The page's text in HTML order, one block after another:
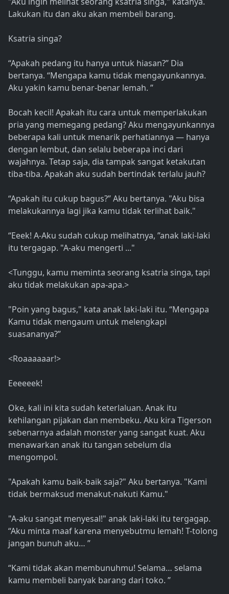
Lakukan itu dan aku akan membeli barang.
Ksatria singa?
“Apakah pedang itu hanya untuk hiasan?” Dia
bertanya. “Mengapa kamu tidak mengayunkannya.
Aku yakin kamu benar-benar lemah. ”
Bocah kecil! Apakah itu cara untuk memperlakukan
pria yang memegang pedang? Aku mengayunkannya
beberapa kali untuk menarik perhatiannya — hanya
dengan lembut, dan selalu beberapa inci dari
wajahnya. Tetap saja, dia tampak sangat ketakutan
tiba-tiba. Apakah aku sudah bertindak terlalu jauh?
“Apakah itu cukup bagus?” Aku bertanya. "Aku bisa
melakukannya lagi jika kamu tidak terlihat baik."
“Eeek! A-Aku sudah cukup melihatnya, ”anak laki-laki
itu tergagap. "A-aku mengerti ..."
<Tunggu, kamu meminta seorang ksatria singa, tapi
aku tidak melakukan apa-apa.>
"Poin yang bagus," kata anak laki-laki itu. “Mengapa
Kamu tidak mengaum untuk melengkapi
suasananya?”
<Roaaaaaar!>
Eeeeeek!
Oke, kali ini kita sudah keterlaluan. Anak itu
kehilangan pijakan dan membeku. Aku kira Tigerson
sebenarnya adalah monster yang sangat kuat. Aku
menawarkan anak itu tangan sebelum dia
mengompol.
"Apakah kamu baik-baik saja?" Aku bertanya. "Kami
tidak bermaksud menakut-nakuti Kamu."
"A-aku sangat menyesal!" anak laki-laki itu tergagap.
“Aku minta maaf karena menyebutmu lemah! T-tolong
jangan bunuh aku… ”
“Kami tidak akan membunuhmu! Selama… selama
kamu membeli banyak barang dari toko. ”